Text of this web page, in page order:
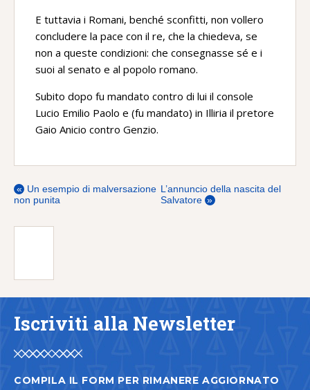
E tuttavia i Romani, benché sconfitti, non vollero
concludere la pace con il re, che la chiedeva, se
non a queste condizioni: che consegnasse sé e i
suoi al senato e al popolo romano.
Subito dopo fu mandato contro di lui il console
Lucio Emilio Paolo e (fu mandato) in Illiria il pretore
Gaio Anicio contro Genzio.
« Un esempio di malversazione
non punita
L’annuncio della nascita del
Salvatore »
Iscriviti alla Newsletter
COMPILA IL FORM PER RIMANERE AGGIORNATO